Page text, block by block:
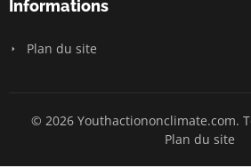
Informations
Plan du site
© 2026 Youthactiononclimate.com.
Plan du site